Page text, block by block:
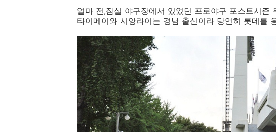
얼마 전,잠실 야구장에서 있었던 프로야구 포스트시즌
타이메이와 시앙라이는 경남 출신이라 당연히 롯데를